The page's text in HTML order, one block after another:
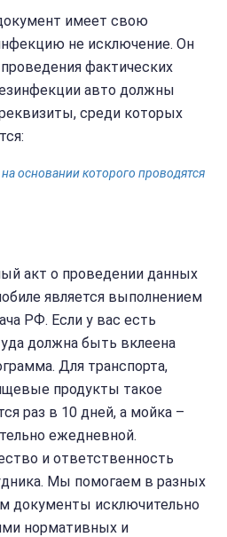
имеет свою
не исключение. Он
фактических
авто должны
среди которых
основании которого проводятся
акт о проведении данных
является выполнением
РФ. Если у вас есть
должна быть вклеена
Для транспорта,
продукты такое
раз в 10 дней, а мойка –
ежедневной.
и ответственность
Мы помогаем в разных
документы исключительно
нормативных и